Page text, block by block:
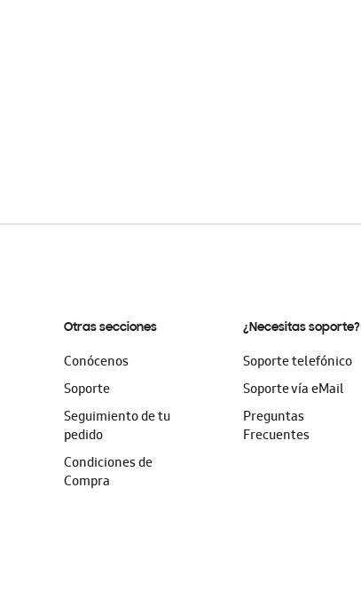
Otras secciones
Conócenos
Soporte
Seguimiento de tu
pedido
Condiciones de
Compra
¿Necesitas soporte?
Soporte telefónico
Soporte vía eMail
Preguntas
Frecuentes